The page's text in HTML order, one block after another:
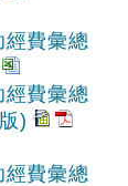
經費彙總
經費彙總
)
經費彙總